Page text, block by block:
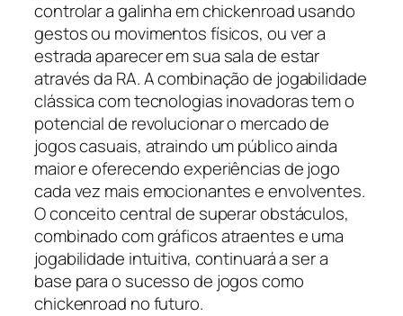
controlar a galinha em chickenroad usando
gestos ou movimentos físicos, ou ver a
estrada aparecer em sua sala de estar
através da RA. A combinação de jogabilidade
clássica com tecnologias inovadoras tem o
potencial de revolucionar o mercado de
jogos casuais, atraindo um público ainda
maior e oferecendo experiências de jogo
cada vez mais emocionantes e envolventes.
O conceito central de superar obstáculos,
combinado com gráficos atraentes e uma
jogabilidade intuitiva, continuará a ser a
base para o sucesso de jogos como
chickenroad no futuro.